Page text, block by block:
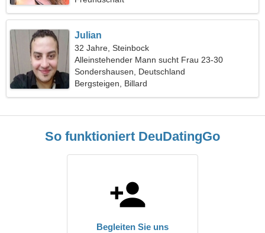
Julian
32 Jahre, Steinbock
Alleinstehender Mann sucht Frau 23-30
Sondershausen, Deutschland
Bergsteigen, Billard
So funktioniert DeuDatingGo
Begleiten Sie uns